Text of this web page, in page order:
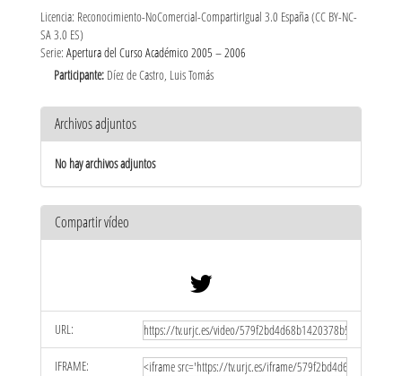
Licencia: Reconocimiento-NoComercial-CompartirIgual 3.0 España (CC BY-NC-
SA 3.0 ES)
Serie: Apertura del Curso Académico 2005 – 2006
Participante: Díez de Castro, Luis Tomás
Archivos adjuntos
No hay archivos adjuntos
Compartir vídeo
URL:
IFRAME: